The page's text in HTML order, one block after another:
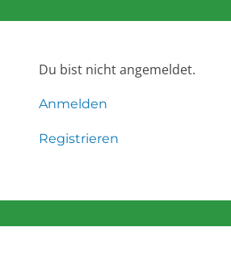
Du bist nicht angemeldet.
Anmelden
Registrieren